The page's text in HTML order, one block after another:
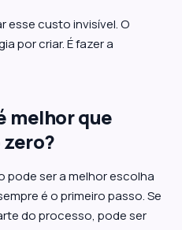
esse custo invisível. O
por criar. É fazer a
melhor que
pode ser a melhor escolha
é o primeiro passo. Se
do processo, pode ser